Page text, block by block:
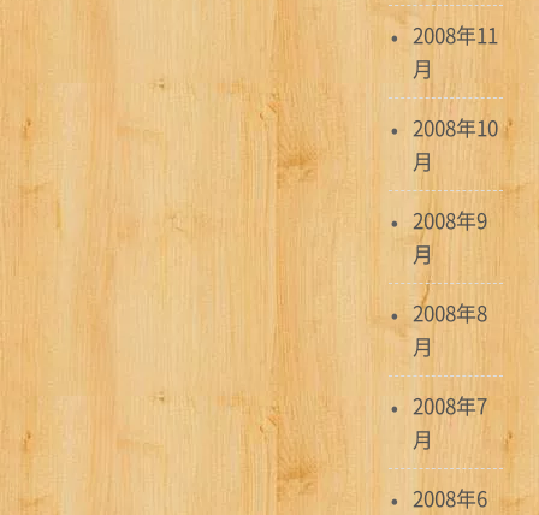
2008年11
月
2008年10
月
2008年9
月
2008年8
月
2008年7
月
2008年6